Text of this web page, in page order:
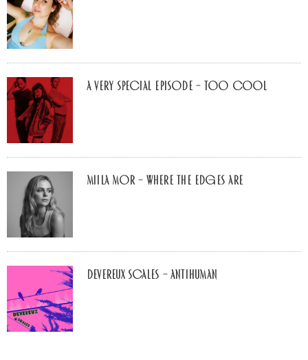
A Very Special Episode – Too Cool
Miila Mor – Where The Edges Are
Devereux Scales – Antihuman